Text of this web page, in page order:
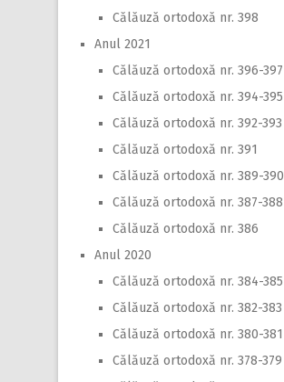
Călăuză ortodoxă nr. 398
Anul 2021
Călăuză ortodoxă nr. 396-397
Călăuză ortodoxă nr. 394-395
Călăuză ortodoxă nr. 392-393
Călăuză ortodoxă nr. 391
Călăuză ortodoxă nr. 389-390
Călăuză ortodoxă nr. 387-388
Călăuză ortodoxă nr. 386
Anul 2020
Călăuză ortodoxă nr. 384-385
Călăuză ortodoxă nr. 382-383
Călăuză ortodoxă nr. 380-381
Călăuză ortodoxă nr. 378-379